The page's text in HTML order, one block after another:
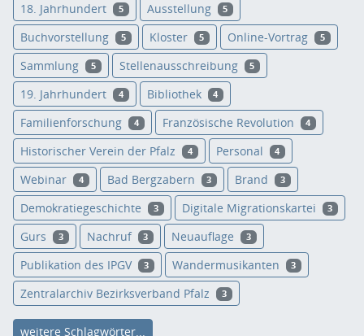
18. Jahrhundert 5 Ausstellung 5
Buchvorstellung 5 Kloster 5 Online-Vortrag 5
Sammlung 5 Stellenausschreibung 5
19. Jahrhundert 4 Bibliothek 4
Familienforschung 4 Französische Revolution 4
Historischer Verein der Pfalz 4 Personal 4
Webinar 4 Bad Bergzabern 3 Brand 3
Demokratiegeschichte 3 Digitale Migrationskartei 3
Gurs 3 Nachruf 3 Neuauflage 3
Publikation des IPGV 3 Wandermusikanten 3
Zentralarchiv Bezirksverband Pfalz 3
weitere Schlagwörter...